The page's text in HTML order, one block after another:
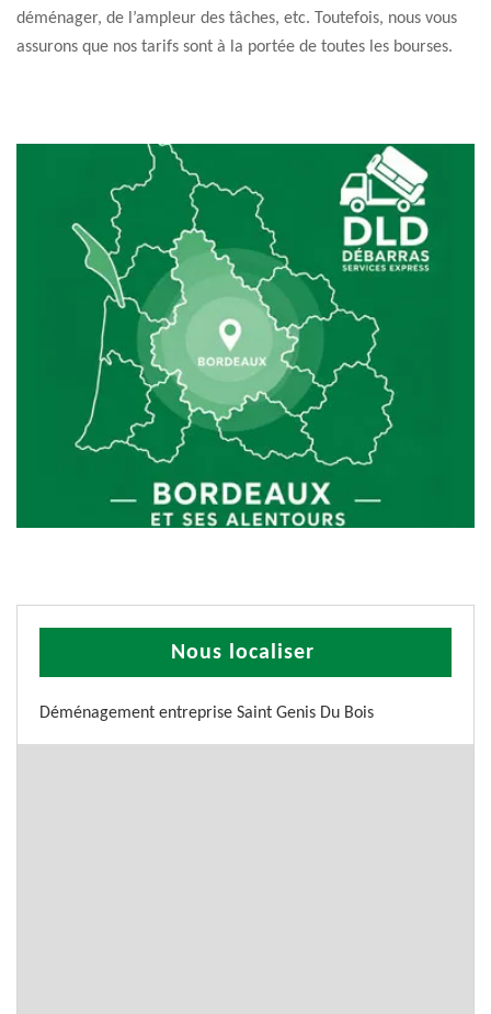
déménager, de l’ampleur des tâches, etc. Toutefois, nous vous
assurons que nos tarifs sont à la portée de toutes les bourses.
Nous localiser
Déménagement entreprise Saint Genis Du Bois